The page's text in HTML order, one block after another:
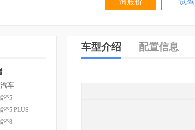
询底价 试驾
车
泽5
泽5 PLUS
泽8
车型介绍 配置信息